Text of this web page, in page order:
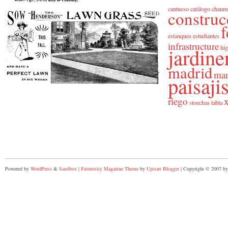
cantuesocatálogo
estanquesestudiantes
infrastructure
madrid
riego stoechastabla
Powered by WordPress & Sandbox | Futurosity Magazine Theme by Upstart Blogger| Copyright © 2007 by